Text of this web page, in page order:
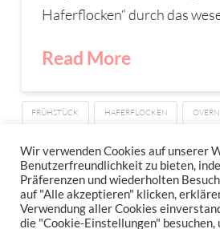
Haferflocken“ durch das
Read More
FRÜHSTÜCK HAFERFLOCKEN
IMPRESSUM
NEWSLETTER
Wir verwenden Cookies auf unserer
Benutzerfreundlichkeit zu bieten,
Präferenzen und wiederholten
auf "Alle akzeptieren" klicken,
Verwendung aller Cookies
die "Cookie-Einstellungen"